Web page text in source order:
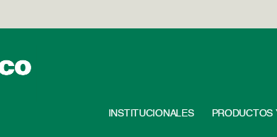
INSTITUCIONALES PRODUCTOS